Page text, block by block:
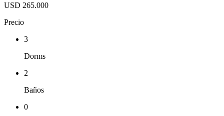
USD 265.000
Precio
3
Dorms
2
Baños
0